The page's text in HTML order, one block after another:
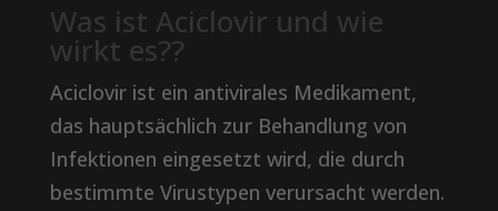
Was ist Aciclovir und wie
wirkt es??
Aciclovir ist ein antivirales Medikament,
das hauptsächlich zur Behandlung von
Infektionen eingesetzt wird, die durch
bestimmte Virustypen verursacht werden.